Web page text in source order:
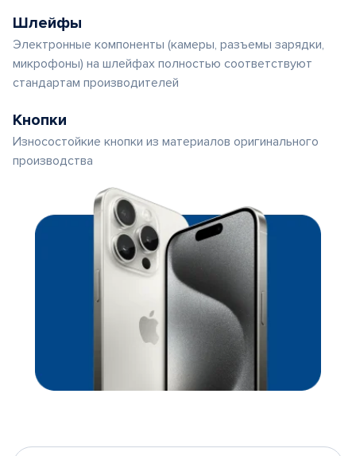
Шлейфы
Электронные компоненты (камеры, разъемы зарядки,
микрофоны) на шлейфах полностью соответствуют
стандартам производителей
Кнопки
Износостойкие кнопки из материалов оригинального
производства